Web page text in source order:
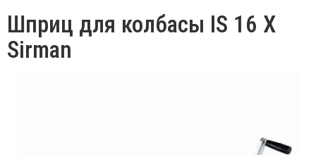
Шприц для колбасы IS 16 Х
Sirman